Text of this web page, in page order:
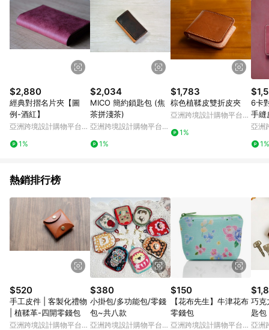
貨後 45 天後發送。 8. 群眾募資商品，禮物卡，開館保證金，補
運費，攤位費等不具贈點資格。 9. LINE 購物站上之商品規格、
顏色、價位、贈品如與 Pinkoi 商品資訊頁及購物車不符，以
Pinkoi 購物商品資訊頁及購物車標示為準。 10. 點數紅包使用規
則請以點數紅包活動說明為準。 11. 若於 LINE 購物前往 Pinkoi
頁面後才首次下載 Pinkoi APP 並完成訂單，不符合導購資格；承
上，首次下載 Pinkoi APP 後，需透過 LINE 購物前往 Pinkoi 頁
面，方享導購資格。
$2,880
經典對摺名片夾【圖
例-酒紅】
亞洲跨境設計購物平台
1%
$2,034
MICO 簡約鎖匙包 (焦
茶拼淺茶)
亞洲跨境設計購物平台
1%
$1,783
棕色植鞣皮雙折皮夾
亞洲跨境設計購物平台
1%
6卡
手縫
066
亞洲
1%
熱銷排行榜
$520
手工皮件 | 客製化禮物
| 植鞣革-四開零錢包
亞洲跨境設計購物平台
$380
小掛包/多功能包/零錢
包~共八款
亞洲跨境設計購物平台
$150
【花布先生】牛津花布
零錢包
亞洲跨境設計購物平台
巧克
匙包
A 皮
亞洲